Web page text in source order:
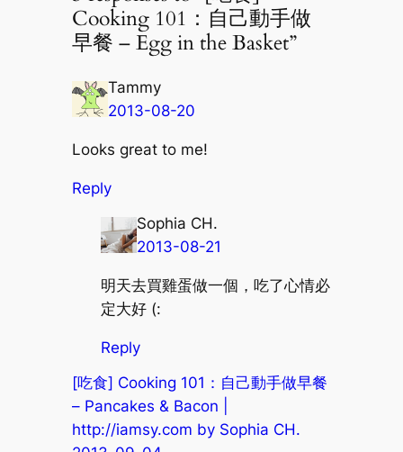
Cooking 101：自己動手做
早餐 – Egg in the Basket”
Tammy
2013-08-20
Looks great to me!
Reply
Sophia CH.
2013-08-21
明天去買雞蛋做一個，吃了心情必
定大好 (:
Reply
[吃食] Cooking 101：自己動手做早餐
– Pancakes & Bacon |
http://iamsy.com by Sophia CH.